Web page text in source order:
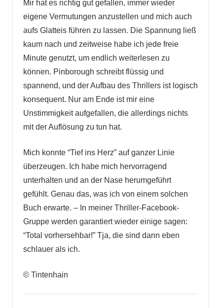
Mir hat es richtig gut gefallen, immer wieder
eigene Vermutungen anzustellen und mich auch
aufs Glatteis führen zu lassen. Die Spannung ließ
kaum nach und zeitweise habe ich jede freie
Minute genutzt, um endlich weiterlesen zu
können. Pinborough schreibt flüssig und
spannend, und der Aufbau des Thrillers ist logisch
konsequent. Nur am Ende ist mir eine
Unstimmigkeit aufgefallen, die allerdings nichts
mit der Auflösung zu tun hat.
Mich konnte “Tief ins Herz” auf ganzer Linie
überzeugen. Ich habe mich hervorragend
unterhalten und an der Nase herumgeführt
gefühlt. Genau das, was ich von einem solchen
Buch erwarte. – In meiner Thriller-Facebook-
Gruppe werden garantiert wieder einige sagen:
“Total vorhersehbar!” Tja, die sind dann eben
schlauer als ich.
© Tintenhain